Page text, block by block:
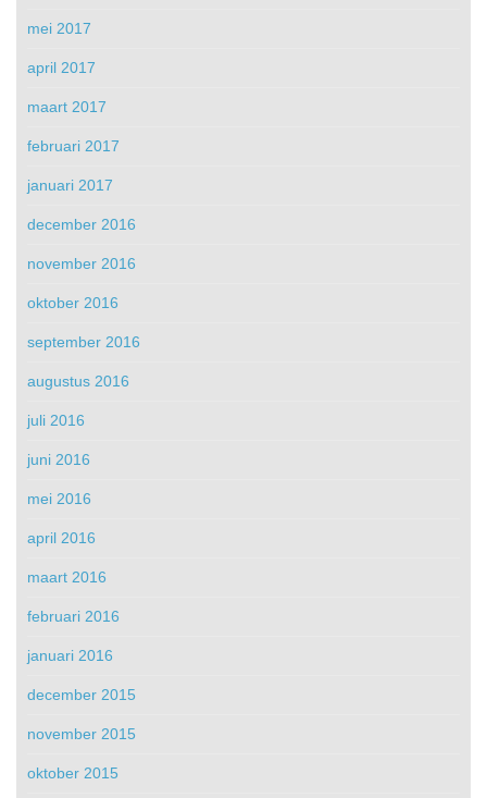
mei 2017
april 2017
maart 2017
februari 2017
januari 2017
december 2016
november 2016
oktober 2016
september 2016
augustus 2016
juli 2016
juni 2016
mei 2016
april 2016
maart 2016
februari 2016
januari 2016
december 2015
november 2015
oktober 2015